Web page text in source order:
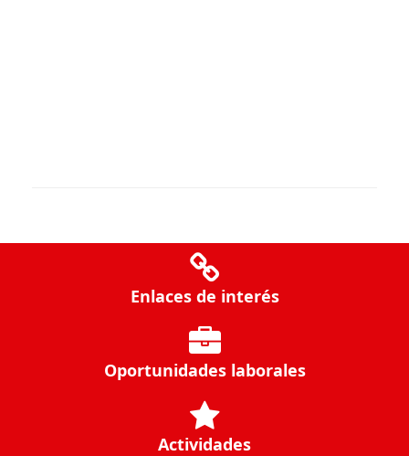
Enlaces de interés
Oportunidades laborales
Actividades